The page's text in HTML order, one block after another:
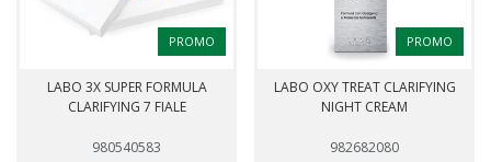
PROMO
LABO 3X SUPER FORMULA
CLARIFYING 7 FIALE
980540583
PROMO
LABO OXY TREAT CLARIFYING
NIGHT CREAM
982682080